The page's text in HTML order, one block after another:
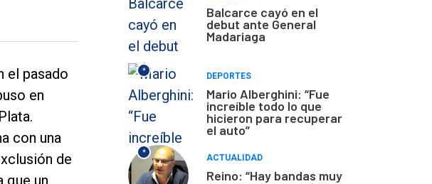
el pasado
en
con una
de
Balcarce cayó en el
debut ante General
Madariaga
*
DEPORTES
Mario Alberghini: “Fue
increíble todo lo que
hicieron para recuperar
el auto”
*
ACTUALIDAD
Reino: “Hay bandas muy